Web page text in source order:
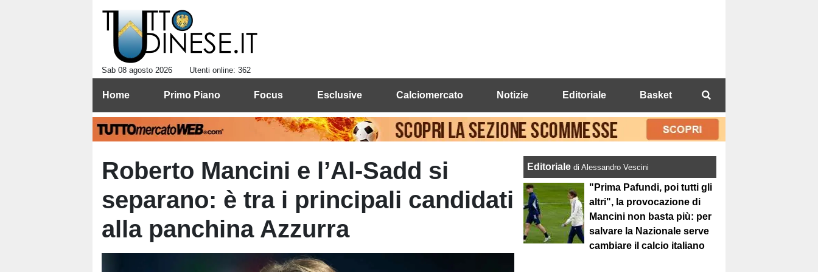
Sab 08 agosto 2026 Utenti online: 362
Home Primo Piano Focus Esclusive Calciomercato Notizie Editoriale Basket
Roberto Mancini e l’Al-Sadd si
separano: è tra i principali candidati
alla panchina Azzurra
Editorialedi Alessandro Vescini
"Prima Pafundi, poi tutti gli
altri", la provocazione di
Mancini non basta più: per
salvare la Nazionale serve
cambiare il calcio italiano